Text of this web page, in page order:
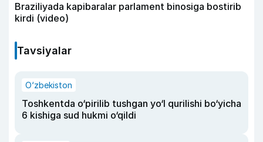
Braziliyada kapibaralar parlament binosiga bostirib
kirdi (video)
Tavsiyalar
O‘zbekiston
Toshkentda o‘pirilib tushgan yo‘l qurilishi bo‘yicha
6 kishiga sud hukmi o‘qildi